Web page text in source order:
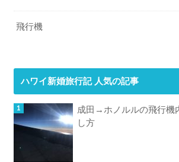
飛行機
ハワイ新婚旅行記 人気の記事
成田→ホノルルの飛行機
し方